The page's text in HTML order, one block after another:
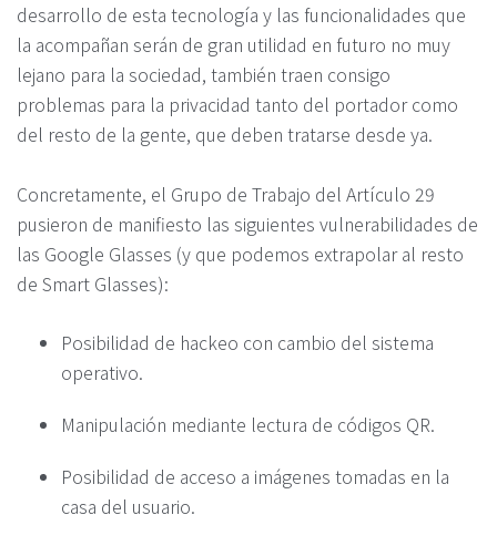
desarrollo de esta tecnología y las funcionalidades que
la acompañan serán de gran utilidad en futuro no muy
lejano para la sociedad, también traen consigo
problemas para la privacidad tanto del portador como
del resto de la gente, que deben tratarse desde ya.
Concretamente, el Grupo de Trabajo del Artículo 29
pusieron de manifiesto las siguientes vulnerabilidades de
las Google Glasses (y que podemos extrapolar al resto
de Smart Glasses):
Posibilidad de hackeo con cambio del sistema
operativo.
Manipulación mediante lectura de códigos QR.
Posibilidad de acceso a imágenes tomadas en la
casa del usuario.